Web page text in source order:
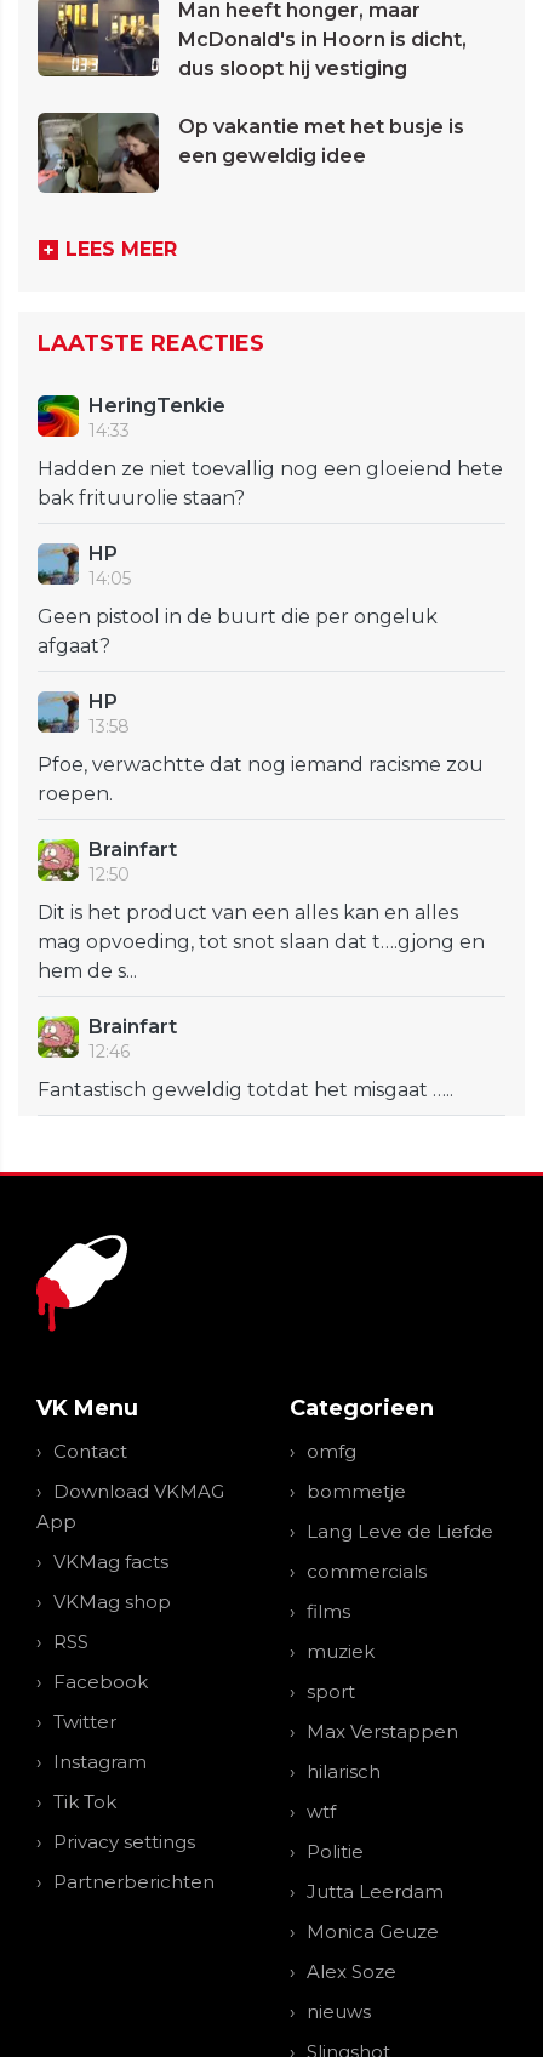
Man heeft honger, maar
McDonald's in Hoorn is dicht,
dus sloopt hij vestiging
Op vakantie met het busje is
een geweldig idee
LEES MEER
LAATSTE REACTIES
HeringTenkie
14:33
Hadden ze niet toevallig nog een gloeiend hete
bak frituurolie staan?
HP
14:05
Geen pistool in de buurt die per ongeluk
afgaat?
HP
13:58
Pfoe, verwachtte dat nog iemand racisme zou
roepen.
Brainfart
12:50
Dit is het product van een alles kan en alles
mag opvoeding, tot snot slaan dat t….gjong en
hem de s...
Brainfart
12:46
Fantastisch geweldig totdat het misgaat …..
VK Menu
Contact
Download VKMAG
App
VKMag facts
VKMag shop
RSS
Facebook
Twitter
Instagram
Tik Tok
Privacy settings
Partnerberichten
Categorieen
omfg
bommetje
Lang Leve de Liefde
commercials
films
muziek
sport
Max Verstappen
hilarisch
wtf
Politie
Jutta Leerdam
Monica Geuze
Alex Soze
nieuws
Slingshot